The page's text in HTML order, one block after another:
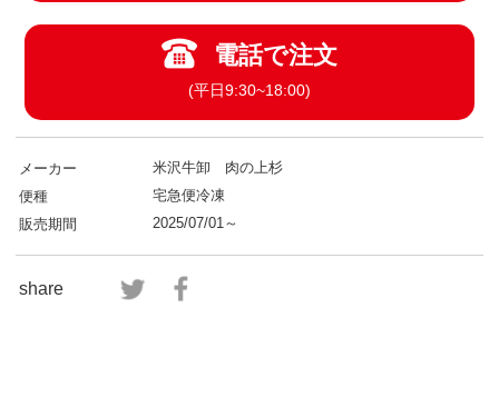
電話で注文
(平日9:30~18:00)
メーカー
米沢牛卸 肉の上杉
便種
宅急便冷凍
販売期間
2025/07/01～
share